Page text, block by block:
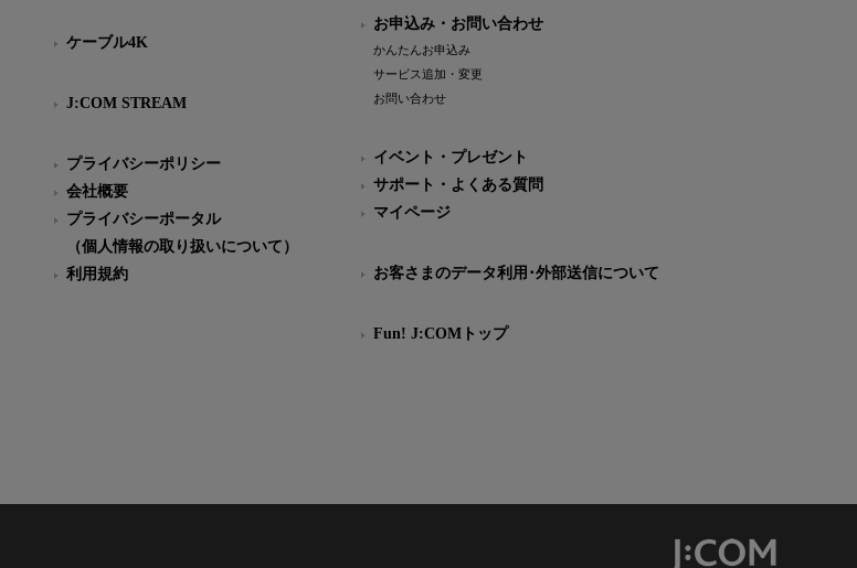
ケーブル4K
J:COM STREAM
プライバシーポリシー
会社概要
プライバシーポータル
（個人情報の取り扱いについて）
利用規約
お申込み・お問い合わせ
かんたんお申込み
サービス追加・変更
お問い合わせ
イベント・プレゼント
サポート・よくある質問
マイページ
お客さまのデータ利用･外部送信について
Fun! J:COMトップ